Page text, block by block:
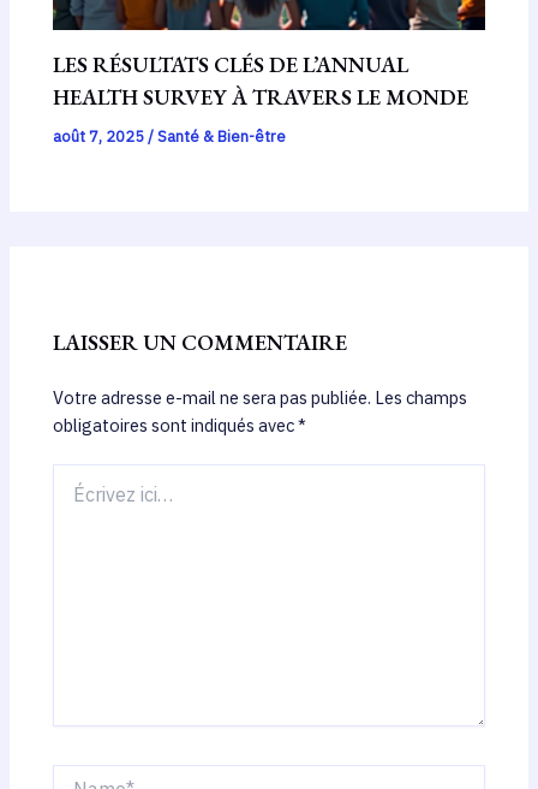
LES RÉSULTATS CLÉS DE L’ANNUAL
HEALTH SURVEY À TRAVERS LE MONDE
août 7, 2025/Santé & Bien-être
LAISSER UN COMMENTAIRE
Votre adresse e-mail ne sera pas publiée. Les champs
obligatoires sont indiqués avec*
ici…